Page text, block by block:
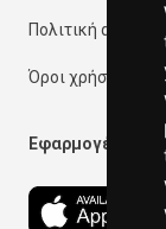
Πολιτική
Όροι χρήσης
Εφαρμογές